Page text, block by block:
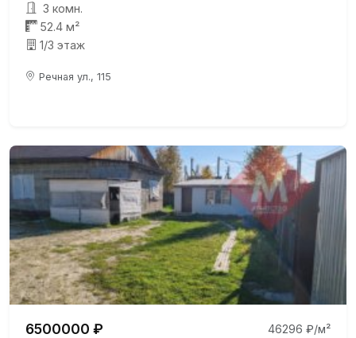
3 комн.
52.4 м²
1/3 этаж
Речная ул., 115
6500000 ₽ 46296 ₽/м²